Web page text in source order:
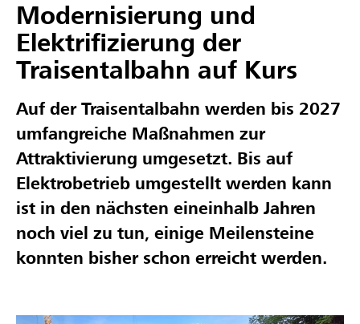
Modernisierung und
Elektrifizierung der
Traisentalbahn auf Kurs
Auf der Traisentalbahn werden bis 2027
umfangreiche Maßnahmen zur
Attraktivierung umgesetzt. Bis auf
Elektrobetrieb umgestellt werden kann
ist in den nächsten eineinhalb Jahren
noch viel zu tun, einige Meilensteine
konnten bisher schon erreicht werden.